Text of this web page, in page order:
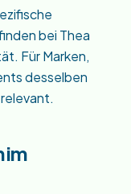
bei Thea
Für Marken,
desselben
im